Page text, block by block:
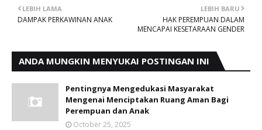
LEBIH BARU
HAK PEREMPUAN DALAM
MENCAPAI KESETARAAN GENDER
LEBIH LAMA
DAMPAK PERKAWINAN ANAK
ANDA MUNGKIN MENYUKAI POSTINGAN INI
Pentingnya Mengedukasi Masyarakat
Mengenai Menciptakan Ruang Aman Bagi
Perempuan dan Anak
October 25, 2025